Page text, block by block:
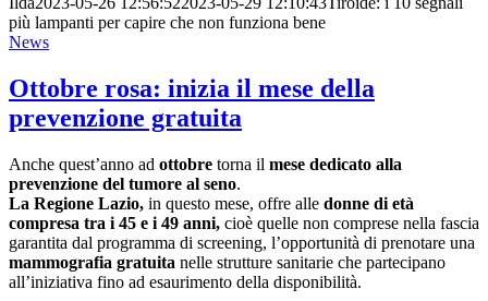
più lampanti per capire che non funziona bene
News
Ottobre rosa: inizia il mese della
prevenzione gratuita
Anche quest’anno ad ottobre torna il mese dedicato alla
prevenzione del tumore al seno.
La Regione Lazio, in questo mese, offre alle donne di età
compresa tra i 45 e i 49 anni, cioè quelle non comprese nella fascia
garantita dal programma di screening, l’opportunità di prenotare una
mammografia gratuita nelle strutture sanitarie che partecipano
all’iniziativa fino ad esaurimento della disponibilità.